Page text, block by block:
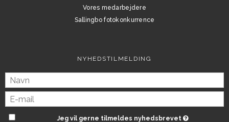
Vores medarbejdere
Sallingbo fotokonkurrence
NYHEDSTILMELDING
Jeg vil gerne tilmeldes nyhedsbrevet